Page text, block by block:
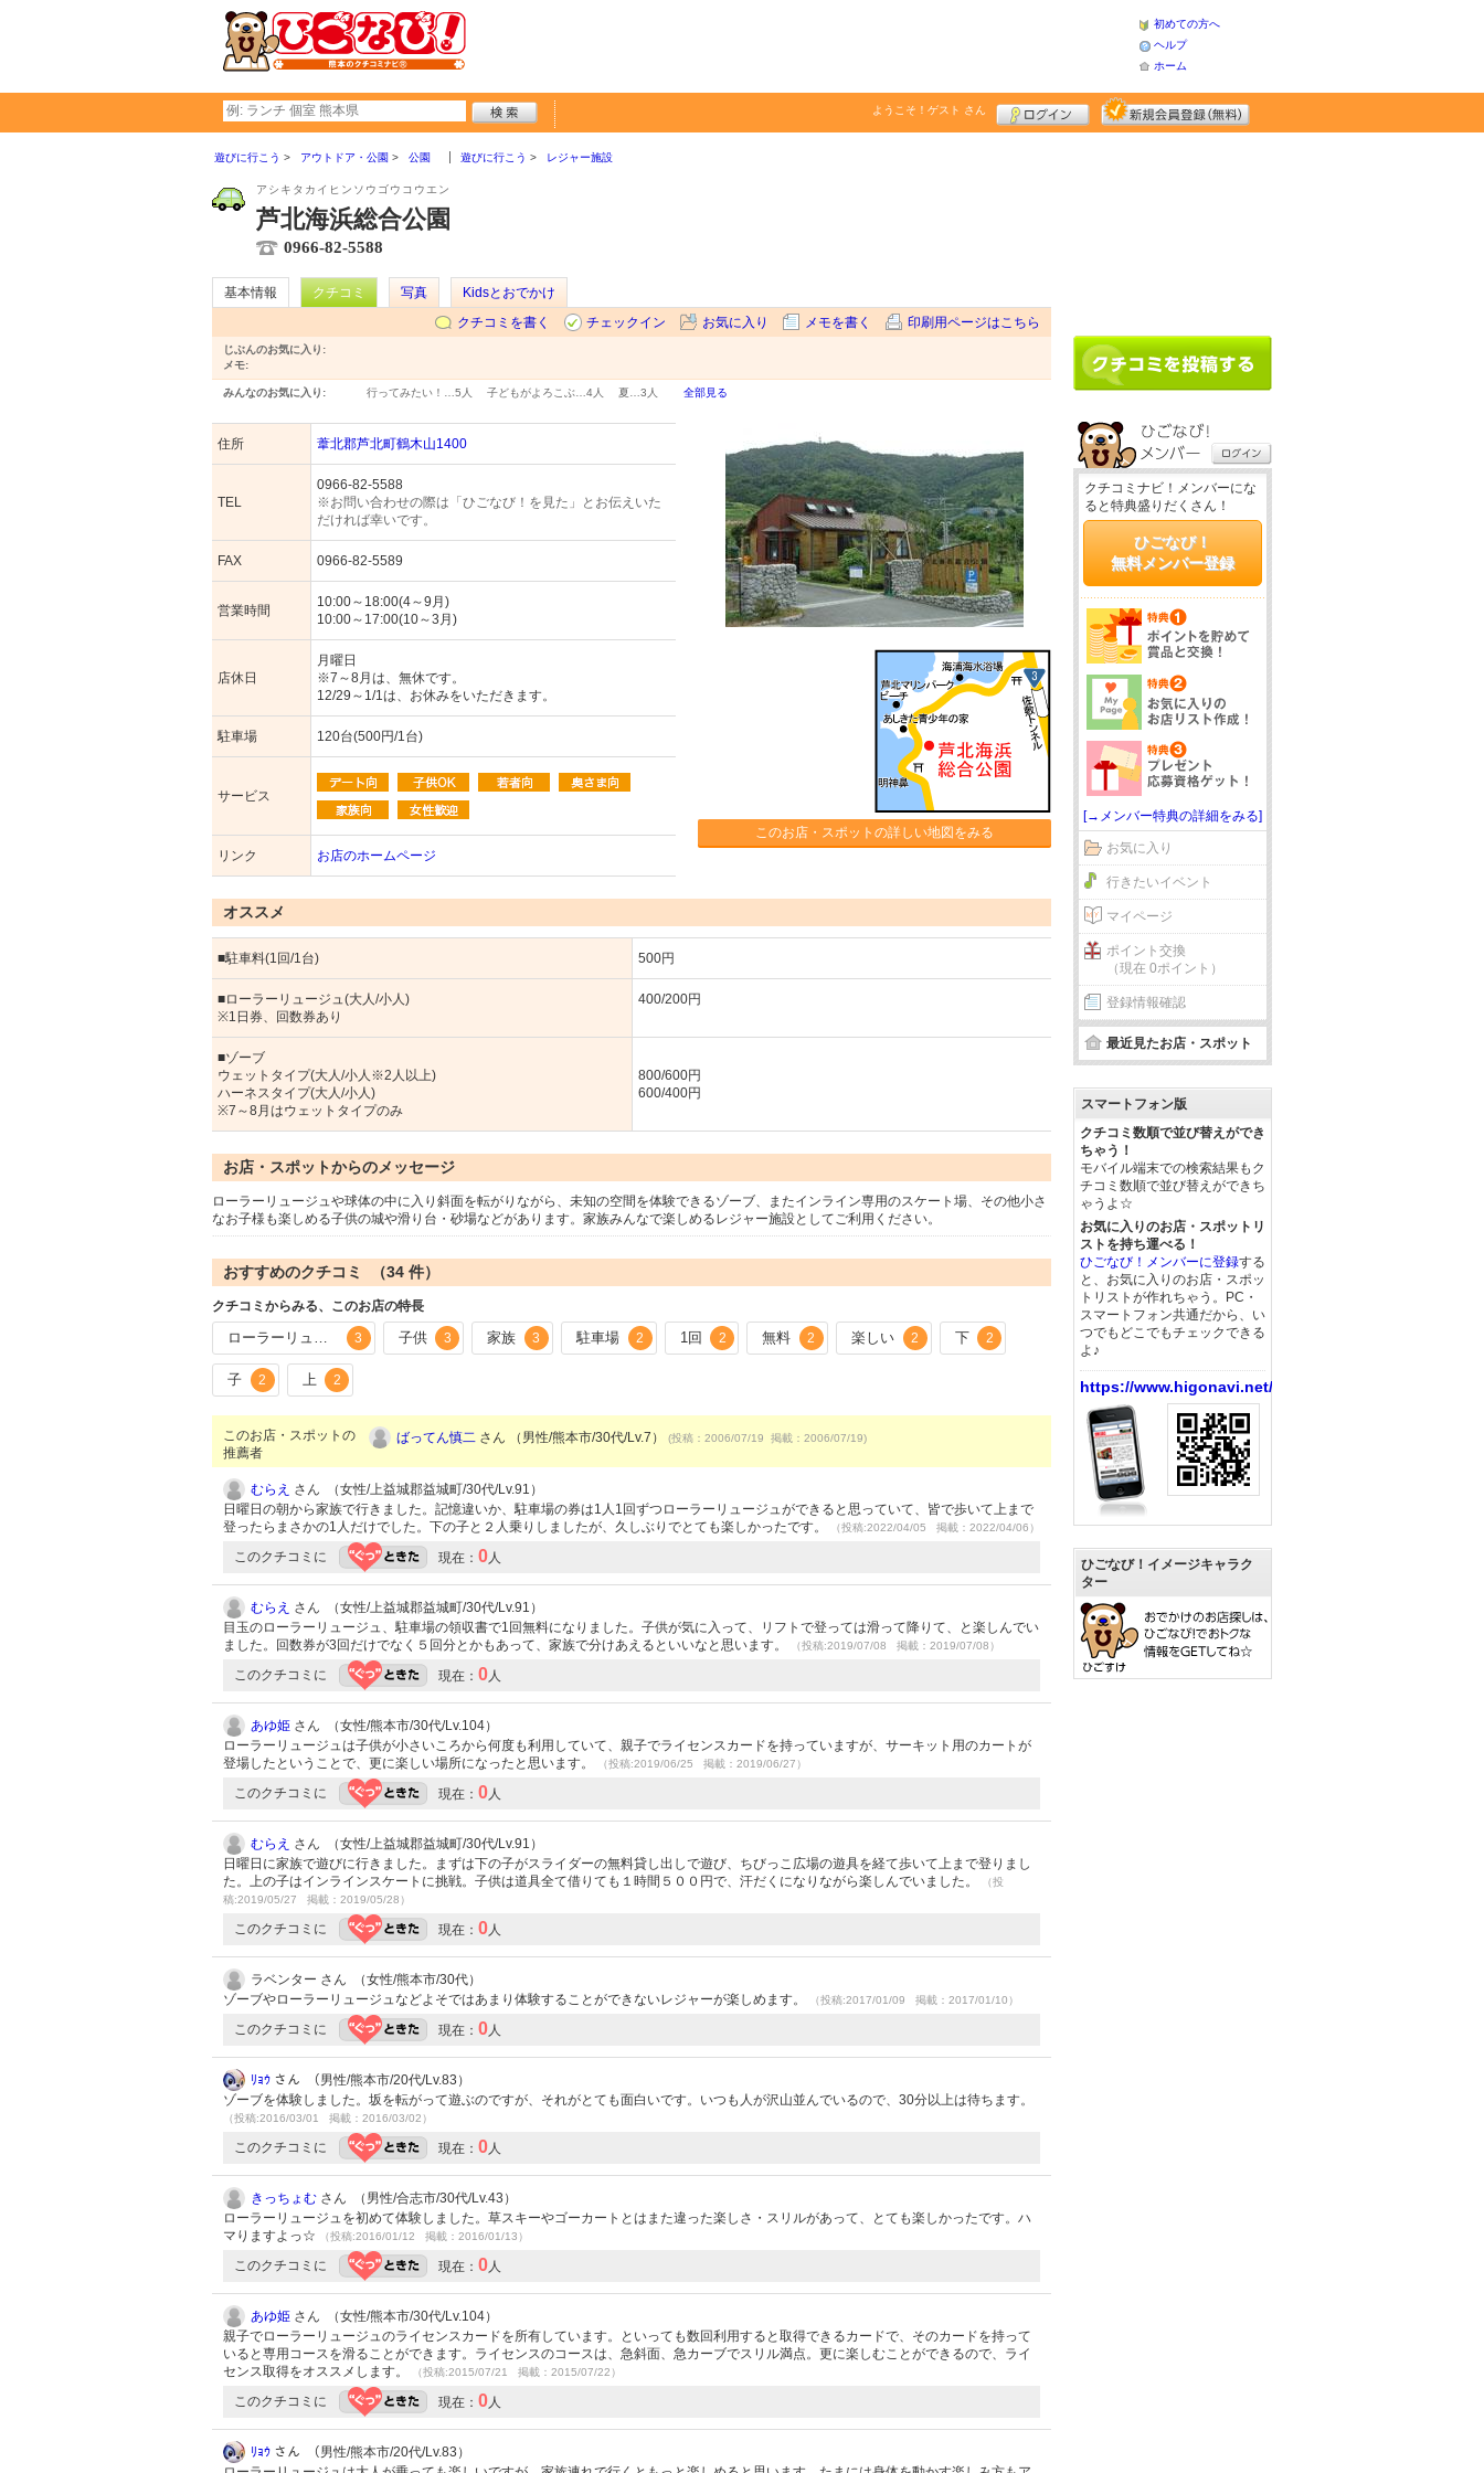
初めての方へ
ヘルプ
ホーム
ようこそ！ ゲスト さん
遊びに行こう アウトドア・公園 公園 遊びに行こう レジャー施設
アシキタカイヒンソウゴウコウエン
芦北海浜総合公園
0966-82-5588
基本情報 クチコミ 写真
Kidsとおでかけ
クチコミを書く
チェックイン お気に入り メモを書く 印刷用ページはこちら
じぶんのお気に入り:
メモ:
みんなのお気に入り: 行ってみたい！… 5人 子どもがよろこぶ… 4人 夏… 3人 全部見る
住所 葦北郡芦北町鶴木山1400
TEL
0966-82-5588
※お問い合わせの際は「ひごなび！を見た」とお伝えいた
だければ幸いです。
FAX 0966-82-5589
営業時間
10:00～18:00(4～9月)
10:00～17:00(10～3月)
店休日
月曜日
※7～8月は、無休です。
12/29～1/1は、お休みをいただきます。
駐車場 120台(500円/1台)
サービス
リンク お店のホームページ
このお店・スポットの詳しい地図をみる
オススメ
■駐車料(1回/1台) 500円
■ローラーリュージュ(大人/小人)
※1日券、回数券あり
400/200円
■ゾーブ
ウェットタイプ(大人/小人※2人以上)
ハーネスタイプ(大人/小人)
※7～8月はウェットタイプのみ
800/600円
600/400円
お店・スポットからのメッセージ
ローラーリュージュや球体の中に入り斜面を転がりながら、未知の空間を体験できるゾーブ、またインライン専用のスケート場、その他小さ
なお子様も楽しめる子供の城や滑り台・砂場などがあります。家族みんなで楽しめるレジャー施設としてご利用ください。
おすすめのクチコミ （34 件）
クチコミからみる、このお店の特長
ローラーリュージュ 3 子供 3 家族 3 駐車場 2 1回 2 無料 2 楽しい 2 下 2
子 2 上 2
このお店・スポットの
推薦者
ばってん慎二 さん （男性/熊本市/30代/Lv.7） (投稿：2006/07/19 掲載：2006/07/19)
むらえ さん （女性/上益城郡益城町/30代/Lv.91）
日曜日の朝から家族で行きました。記憶違いか、駐車場の券は1人1回ずつローラーリュージュができると思っていて、皆で歩いて上まで
登ったらまさかの1人だけでした。下の子と２人乗りしましたが、久しぶりでとても楽しかったです。
（投稿:2022/04/05 掲載：2022/04/06）
このクチコミに 現在： 0人
むらえ さん （女性/上益城郡益城町/30代/Lv.91）
目玉のローラーリュージュ、駐車場の領収書で1回無料になりました。子供が気に入って、リフトで登っては滑って降りて、と楽しんでい
ました。回数券が3回だけでなく５回分とかもあって、家族で分けあえるといいなと思います。
（投稿:2019/07/08 掲載：2019/07/08）
このクチコミに 現在： 0人
あゆ姫 さん （女性/熊本市/30代/Lv.104）
ローラーリュージュは子供が小さいころから何度も利用していて、親子でライセンスカードを持っていますが、サーキット用のカートが
登場したということで、更に楽しい場所になったと思います。
（投稿:2019/06/25 掲載：2019/06/27）
このクチコミに 現在： 0人
むらえ さん （女性/上益城郡益城町/30代/Lv.91）
日曜日に家族で遊びに行きました。まずは下の子がスライダーの無料貸し出しで遊び、ちびっこ広場の遊具を経て歩いて上まで登りまし
た。上の子はインラインスケートに挑戦。子供は道具全て借りても１時間５００円で、汗だくになりながら楽しんでいました。
（投
稿:2019/05/27 掲載：2019/05/28）
このクチコミに 現在： 0人
ラベンター さん （女性/熊本市/30代）
ゾーブやローラーリュージュなどよそではあまり体験することができないレジャーが楽しめます。
（投稿:2017/01/09 掲載：2017/01/10）
このクチコミに 現在： 0人
ﾘｮｳ さん （男性/熊本市/20代/Lv.83）
ゾーブを体験しました。坂を転がって遊ぶのですが、それがとても面白いです。いつも人が沢山並んでいるので、30分以上は待ちます。
（投稿:2016/03/01 掲載：2016/03/02）
このクチコミに 現在： 0人
きっちょむ さん （男性/合志市/30代/Lv.43）
ローラーリュージュを初めて体験しました。草スキーやゴーカートとはまた違った楽しさ・スリルがあって、とても楽しかったです。ハ
マりますよっ☆
（投稿:2016/01/12 掲載：2016/01/13）
このクチコミに 現在： 0人
あゆ姫 さん （女性/熊本市/30代/Lv.104）
親子でローラーリュージュのライセンスカードを所有しています。といっても数回利用すると取得できるカードで、そのカードを持って
いると専用コースを滑ることができます。ライセンスのコースは、急斜面、急カーブでスリル満点。更に楽しむことができるので、ライ
センス取得をオススメします。
（投稿:2015/07/21 掲載：2015/07/22）
このクチコミに 現在： 0人
ﾘｮｳ さん （男性/熊本市/20代/Lv.83）
クチコミナビ！メンバーにな
ると特典盛りだくさん！
ひごなび！
無料メンバー登録
[→メンバー特典の詳細をみる]
お気に入り
行きたいイベント
マイページ
ポイント交換
（現在 0ポイント）
登録情報確認
最近見たお店・スポット
スマートフォン版
クチコミ数順で並び替えができ
ちゃう！
モバイル端末での検索結果もク
チコミ数順で並び替えができち
ゃうよ☆
お気に入りのお店・スポットリ
ストを持ち運べる！
ひごなび！メンバーに登録する
と、お気に入りのお店・スポッ
トリストが作れちゃう。PC・
スマートフォン共通だから、い
つでもどこでもチェックできる
よ♪
https://www.higonavi.net/
ひごなび！イメージキャラク
ター